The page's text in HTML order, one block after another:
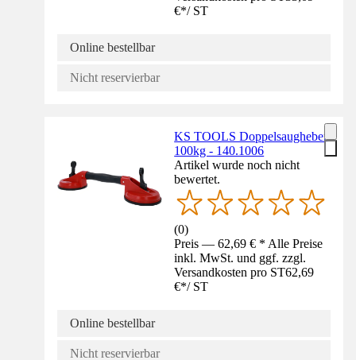
€*/ ST
Online bestellbar
Nicht reservierbar
KS TOOLS Doppelsaugheber
100kg - 140.1006
Artikel wurde noch nicht
bewertet.
(0)
Preis — 62,69 € * Alle Preise
inkl. MwSt. und ggf. zzgl.
Versandkosten pro ST62,69
€*/ ST
Online bestellbar
Nicht reservierbar